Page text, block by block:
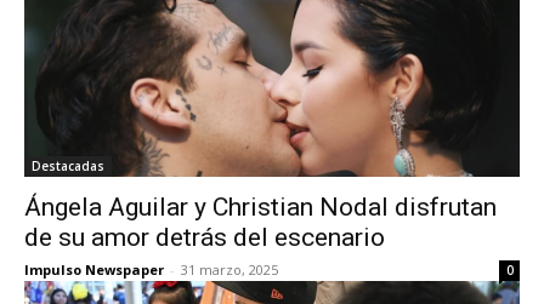
Destacadas
Ángela Aguilar y Christian Nodal disfrutan
de su amor detrás del escenario
Impulso Newspaper - 31 marzo, 2025 0